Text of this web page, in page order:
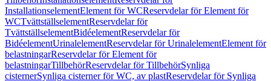
InstallationselementElement för WCReservdelar för Element för
WCTvättställselementReservdelar för
TvättställselementBidéelementReservdelar för
BidéelementUrinalelementReservdelar för UrinalelementElement för
belastningarReservdelar för Element för
belastningarTillbehörReservdelar för TillbehörSynliga
cisternerSynliga cisterner för WC, av plastReservdelar för Synliga